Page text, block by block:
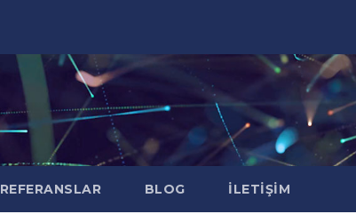
REFERANSLAR BLOG İLETIŞIM